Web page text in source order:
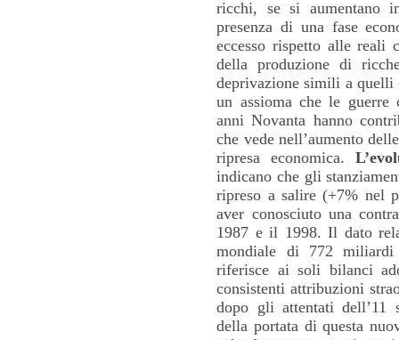
ricchi, se si aumentano
presenza di una fase
eccesso rispetto alle reali
della produzione di
deprivazione simili a quelli
un assioma che le guerre
anni Novanta hanno
che vede nell’aumento
ripresa economica.
indicano che gli
ripreso a salire (+7% nel
aver conosciuto una
1987 e il 1998. Il dato
mondiale di 772
riferisce ai soli bilanci
consistenti attribuzioni
dopo gli attentati dell’11
della portata di questa